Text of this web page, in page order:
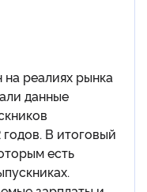
реалиях рынка
данные
В итоговый
есть